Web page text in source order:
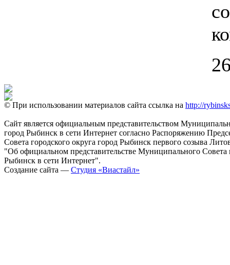
© При использовании материалов сайта ссылка на http://
Сайт является официальным представительством
город Рыбинск в сети Интернет согласно Распоряжению
Совета городского округа город Рыбинск первого созыва
"Об официальном представительстве Муниципального Совета
Рыбинск в сети Интернет".
Создание сайта — Студия «Виастайл»